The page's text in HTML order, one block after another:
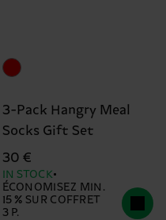
3-Pack Hangry Meal
Socks Gift Set
30 €
IN STOCK
ÉCONOMISEZ MIN.
15 % SUR COFFRET
3 P.